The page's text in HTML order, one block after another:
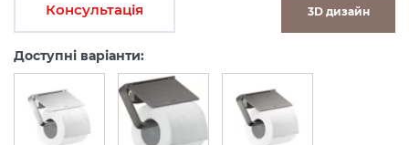
Консультація 3D дизайн
Доступні варіанти: